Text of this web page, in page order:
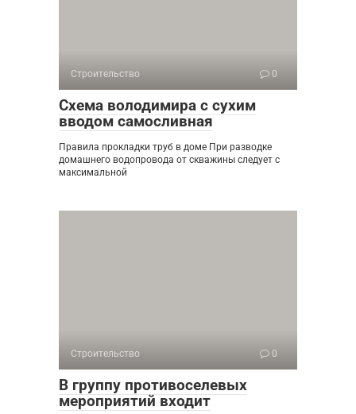
Строительство 0
Схема володимира с сухим
вводом самосливная
Правила прокладки труб в доме При разводке
домашнего водопровода от скважины следует с
максимальной
Строительство 0
В группу противоселевых
мероприятий входит